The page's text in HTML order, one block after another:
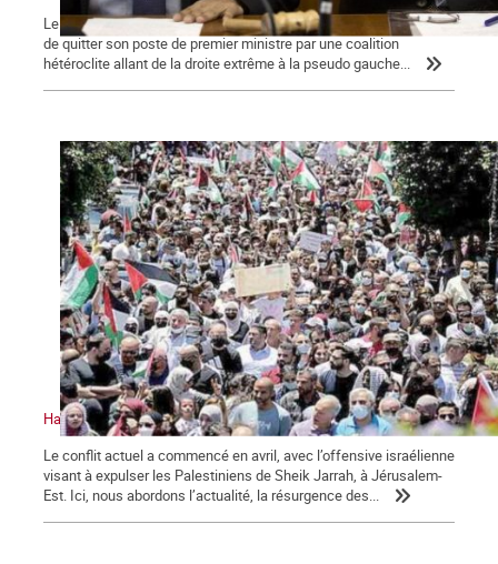
Le dimanche 13 juin 2021, Benyamin Nétanyahou a été contraint
de quitter son poste de premier ministre par une coalition
hétéroclite allant de la droite extrême à la pseudo gauche...
Halte à l’attaque israélienne. Vive la résistance palestinienne
Le conflit actuel a commencé en avril, avec l’offensive israélienne
visant à expulser les Palestiniens de Sheik Jarrah, à Jérusalem-
Est. Ici, nous abordons l’actualité, la résurgence des...